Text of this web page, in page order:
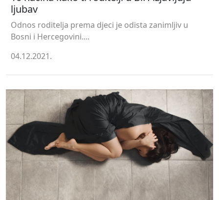
ljubav
Odnos roditelja prema djeci je odista zanimljiv u
Bosni i Hercegovini....
04.12.2021.